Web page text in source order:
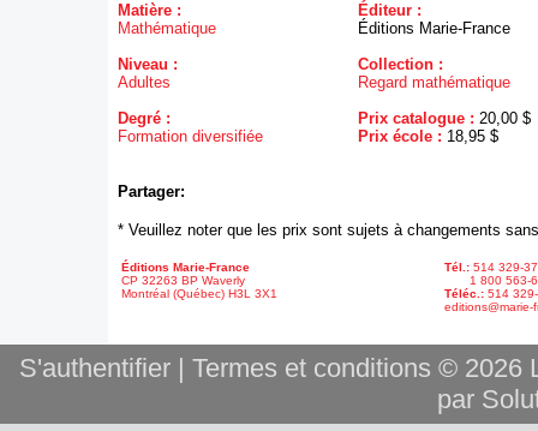
Matière :
Mathématique
Niveau :
Adultes
Degré :
Formation diversifiée
Éditeur :
Éditions Marie-France
Collection :
Regard mathématique
Prix catalogue : 20,00 $
Prix école : 18,95 $
Partager:
* Veuillez noter que les prix sont sujets à changements
Éditions Marie-France
CP 32263 BP Waverly
Montréal (Québec) H3L 3X1
Tél.: 514 329-
1 800 563-
Téléc.: 514
editions@marie-
S'authentifier| Termes et conditions © 2026
par